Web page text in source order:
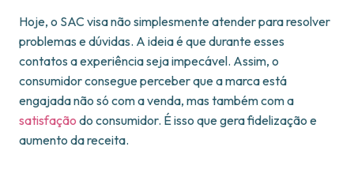
Hoje, o SAC visa não simplesmente atender para resolver
problemas e dúvidas. A ideia é que durante esses
contatos a experiência seja impecável. Assim, o
consumidor consegue perceber que a marca está
engajada não só com a venda, mas também com a
satisfação do consumidor. É isso que gera fidelização e
aumento da receita.